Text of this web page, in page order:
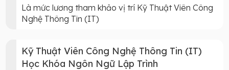
Là mức lương tham khảo vị trí Kỹ Thuật Viên Công
Nghệ Thông Tin (IT)
Kỹ Thuật Viên Công Nghệ Thông Tin (IT)
Học Khóa Ngôn Ngữ Lập Trình